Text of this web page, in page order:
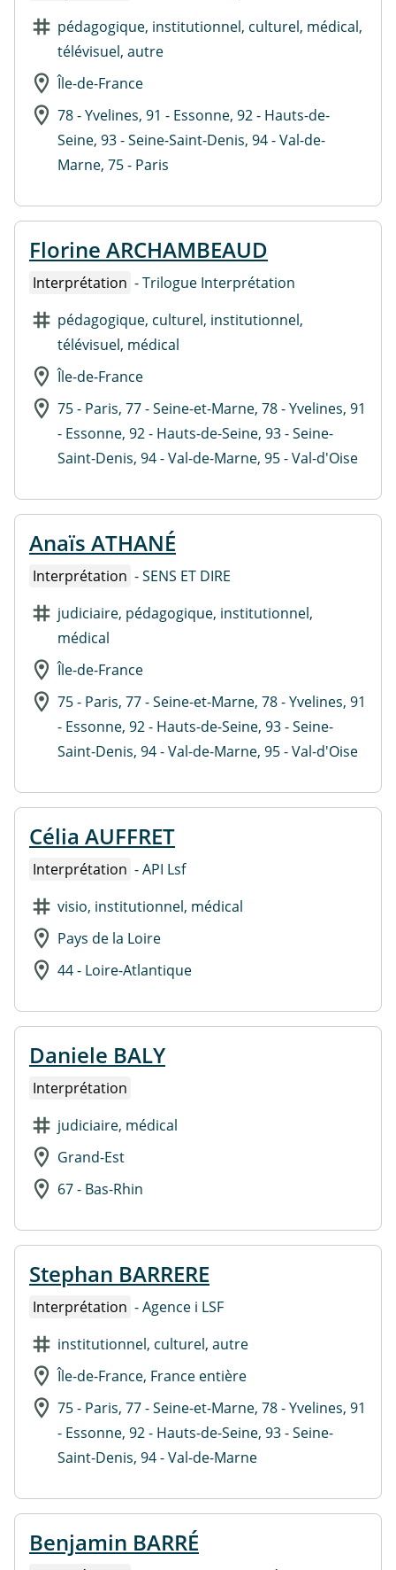
pédagogique, institutionnel, culturel, médical,
télévisuel, autre
Île-de-France
78 - Yvelines, 91 - Essonne, 92 - Hauts-de-
Seine, 93 - Seine-Saint-Denis, 94 - Val-de-
Marne, 75 - Paris
Florine ARCHAMBEAUD
Interprétation - Trilogue Interprétation
pédagogique, culturel, institutionnel,
télévisuel, médical
Île-de-France
75 - Paris, 77 - Seine-et-Marne, 78 - Yvelines, 91
- Essonne, 92 - Hauts-de-Seine, 93 - Seine-
Saint-Denis, 94 - Val-de-Marne, 95 - Val-d'Oise
Anaïs ATHANÉ
Interprétation - SENS ET DIRE
judiciaire, pédagogique, institutionnel,
médical
Île-de-France
75 - Paris, 77 - Seine-et-Marne, 78 - Yvelines, 91
- Essonne, 92 - Hauts-de-Seine, 93 - Seine-
Saint-Denis, 94 - Val-de-Marne, 95 - Val-d'Oise
Célia AUFFRET
Interprétation - API Lsf
visio, institutionnel, médical
Pays de la Loire
44 - Loire-Atlantique
Daniele BALY
Interprétation
judiciaire, médical
Grand-Est
67 - Bas-Rhin
Stephan BARRERE
Interprétation - Agence i LSF
institutionnel, culturel, autre
Île-de-France, France entière
75 - Paris, 77 - Seine-et-Marne, 78 - Yvelines, 91
- Essonne, 92 - Hauts-de-Seine, 93 - Seine-
Saint-Denis, 94 - Val-de-Marne
Benjamin BARRÉ